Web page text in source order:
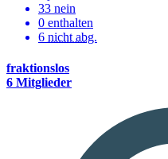
33 nein
0 enthalten
6 nicht abg.
fraktionslos
6 Mitglieder